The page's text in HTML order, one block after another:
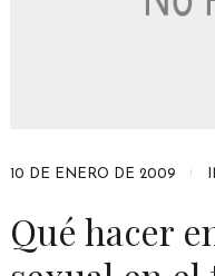
10 DE ENERO DE 2009
Qué hacer